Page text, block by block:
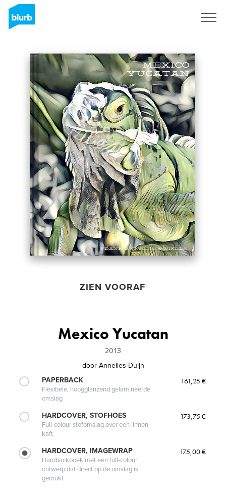
ZIEN VOORAF
Mexico Yucatan
2013
door Annelies Duijn
PAPERBACK
Flexibele, hoogglanzend gelamineerde
omslag
161,25 €
HARDCOVER, STOFHOES
Full-colour stofomslag over een linnen
kaft
173,75 €
HARDCOVER, IMAGEWRAP
Hardbackboek met een full-colour
ontwerp dat direct op de omslag is
gedrukt
175,00 €